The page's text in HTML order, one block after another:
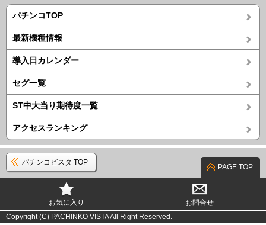
パチンコTOP
最新機種情報
導入日カレンダー
セグ一覧
ST中大当り期待度一覧
アクセスランキング
パチンコビスタ TOP
PAGE TOP
お気に入り
お問合せ
Copyright (C) PACHINKO VISTA All Right Reserved.